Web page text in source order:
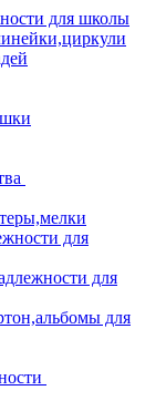
для школы
для
для
для